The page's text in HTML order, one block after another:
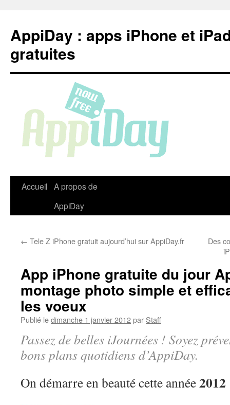
contenu
AppiDay : apps iPhone et
gratuites
Accueil A propos de
AppiDay
← Tele Z iPhone gratuit aujourd’hui sur AppiDay.fr
Des
App iPhone gratuite du jour
montage photo simple et
les voeux
Publié ledimanche 1 janvier 2012par Staff
Passez de belles iJournées ! Soyez
bons plans quotidiens d’AppiDay.
On démarre en beauté cette année2012